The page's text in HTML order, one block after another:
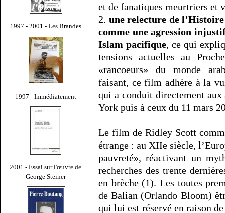
1997 - 2001 - Les Brandes
1997 - Immédiatement
2001 - Essai sur l'œuvre de
George Steiner
et de fanatiques meurtriers et
2. une relecture de
comme une agression
Islam pacifique, ce qui
tensions actuelles au
«rancoeurs» du monde
faisant, ce film adhère à la
qui a conduit directement aux
York puis à ceux du 11 mars
Le film de Ridley Scott
étrange : au XIIe siècle,
pauvreté», réactivant un
recherches des trente
en brèche (1). Les toutes
de Balian (Orlando Bloom)
qui lui est réservé en raison